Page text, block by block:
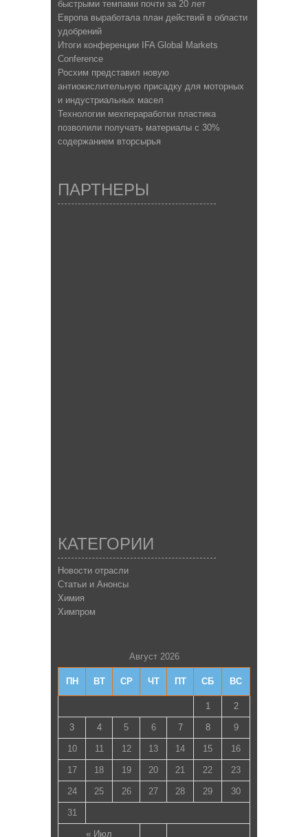
быстрыми темпами почти за 20 лет
Европа выработала план действий в области
удобрений
Итоги конференции IFA Global Markets
Conference
Росхим представил новую
антиокислительную присадку для моторных
и индустриальных масел
Технологии мехпераработки пластика
позволили получать материалы с 30%
содержанием вторсырья
ПАРТНЕРЫ
КАТЕГОРИИ
Новости отрасли
Статьи и Анонсы
Химия
Химпром
Август 2026
ПН ВТ СР ЧТ ПТ СБ ВС
« Июл
1 2
3 4 5 6 7 8 9
10 11 12 13 14 15 16
17 18 19 20 21 22 23
24 25 26 27 28 29 30
31